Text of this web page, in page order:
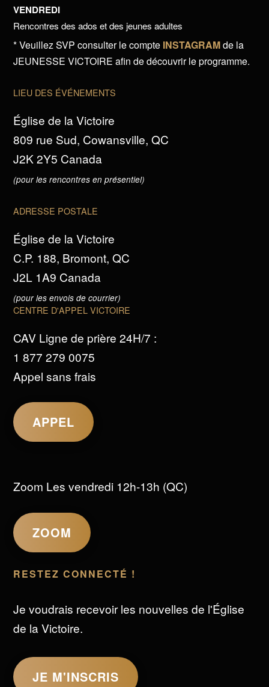
VENDREDI
Rencontres des ados et des jeunes adultes
* Veuillez SVP consulter le compte INSTAGRAMde la
JEUNESSE VICTOIRE afin de découvrir le programme.
LIEU DES ÉVÉNEMENTS
Église de la Victoire
809 rue Sud, Cowansville, QC
J2K 2Y5 Canada
(pour les rencontres en présentiel)
ADRESSE POSTALE
Église de la Victoire
C.P. 188, Bromont, QC
J2L 1A9 Canada
(pour les envois de courrier)
CENTRE D'APPEL VICTOIRE
CAV Ligne de prière 24H/7 :
1 877 279 0075
Appel sans frais
APPEL
Zoom Les vendredi 12h-13h (QC)
ZOOM
RESTEZ CONNECTÉ !
Je voudrais recevoir les nouvelles de l'Église
de la Victoire.
JE M'INSCRIS